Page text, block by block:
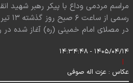
مراسم مردمی وداع با پیکر رهبر شهید
در مصلای امام خمینی (ره) آغاز شده در
عکاس : عزت اله صوفی
|
۱۴۰۵/۰۴/۱۴ - ۱۴:۳۴:۴۸